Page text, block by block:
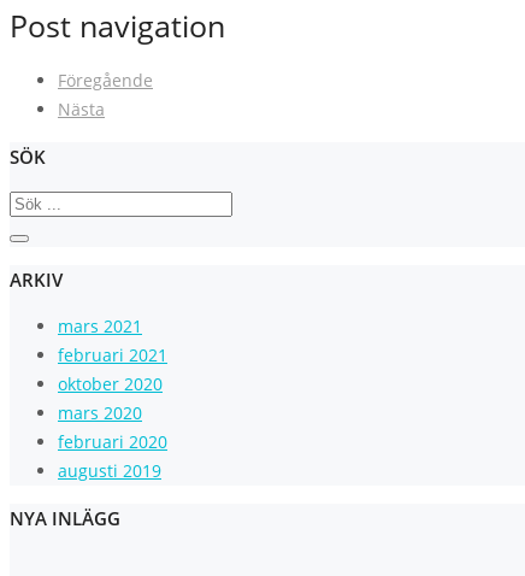
Post navigation
Föregående
Nästa
SÖK
ARKIV
mars 2021
februari 2021
oktober 2020
mars 2020
februari 2020
augusti 2019
NYA INLÄGG